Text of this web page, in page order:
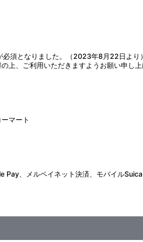
須となりました。（2023年8月22日より）
、ご利用いただきますようお願い申し上
マート
Pay、メルペイネット決済、モバイルSuica